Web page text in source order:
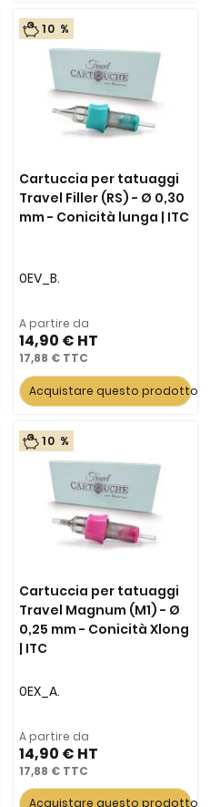
10 %
Cartuccia per tatuaggi
Travel Filler (RS) - Ø 0,30
mm - Conicità lunga | ITC
0EV_B.
A partire da
14,90 €
17,88 €
Acquistare questo prodotto
10 %
Cartuccia per tatuaggi
Travel Magnum (M1) - Ø
0,25 mm - Conicità Xlong
| ITC
0EX_A.
A partire da
14,90 €
17,88 €
Acquistare questo prodotto